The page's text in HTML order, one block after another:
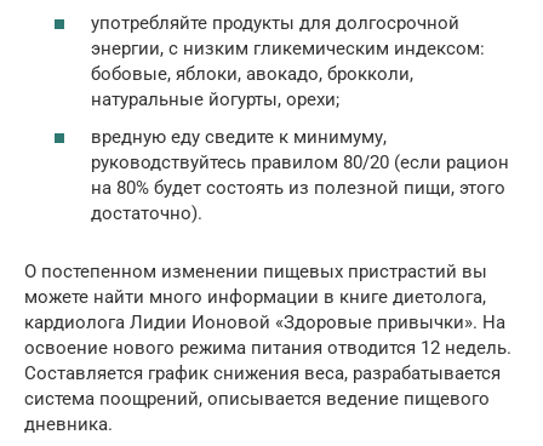
употребляйте продукты для долгосрочной
энергии, с низким гликемическим индексом:
бобовые, яблоки, авокадо, брокколи,
натуральные йогурты, орехи;
вредную еду сведите к минимуму,
руководствуйтесь правилом 80/20 (если рацион
на 80% будет состоять из полезной пищи, этого
достаточно).
О постепенном изменении пищевых пристрастий вы
можете найти много информации в книге диетолога,
кардиолога Лидии Ионовой «Здоровые привычки». На
освоение нового режима питания отводится 12 недель.
Составляется график снижения веса, разрабатывается
система поощрений, описывается ведение пищевого
дневника.